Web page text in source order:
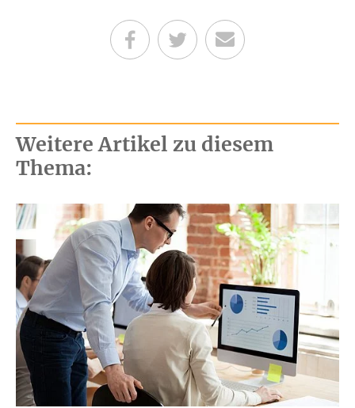
Teilen auf Facebook
Teilen auf Twitter
Per E-Mail senden
Weitere Artikel zu diesem
Thema: